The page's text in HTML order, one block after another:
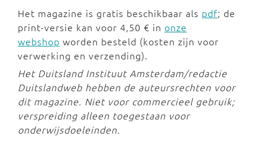
Het magazine is gratis beschikbaar als pdf; de
print-versie kan voor 4,50 € in onze
webshop worden besteld (kosten zijn voor
verwerking en verzending).
Het Duitsland Instituut Amsterdam/redactie
Duitslandweb hebben de auteursrechten voor
dit magazine. Niet voor commercieel gebruik;
verspreiding alleen toegestaan voor
onderwijsdoeleinden.